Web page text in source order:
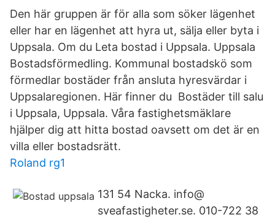
Den här gruppen är för alla som söker lägenhet
eller har en lägenhet att hyra ut, sälja eller byta i
Uppsala. Om du Leta bostad i Uppsala. Uppsala
Bostadsförmedling. Kommunal bostadskö som
förmedlar bostäder från ansluta hyresvärdar i
Uppsalaregionen. Här finner du Bostäder till salu
i Uppsala, Uppsala. Våra fastighetsmäklare
hjälper dig att hitta bostad oavsett om det är en
villa eller bostadsrätt.
Roland rg1
131 54 Nacka. info@
sveafastigheter.se. 010-722 38